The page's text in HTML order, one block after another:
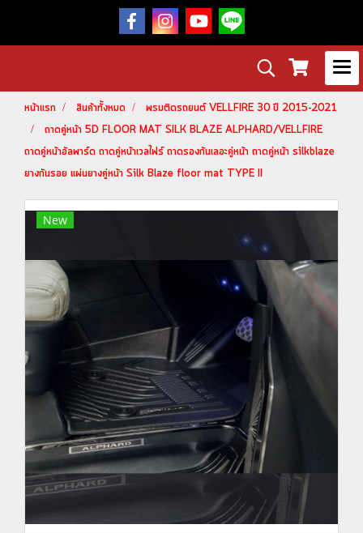
หน้าแรก สินค้าทั้งหมด
พรมติดรถยนต์ VELLFIRE 30 ปี 2015-2021
ถาดคู่หน้า 5D FLOOR MAT SILK BLAZE ALPHARD/VELLFIRE
ถาดคู่หน้าอัลพาร์ด ถาดคู่หน้าเวลไฟร์ ถาดรองกันเลอะคู่หน้า ถาดคู่หน้า silkblaze
ยางกันรอย แผ่นยางคู่หน้า Silk Blaze floor mat TYPE II
New